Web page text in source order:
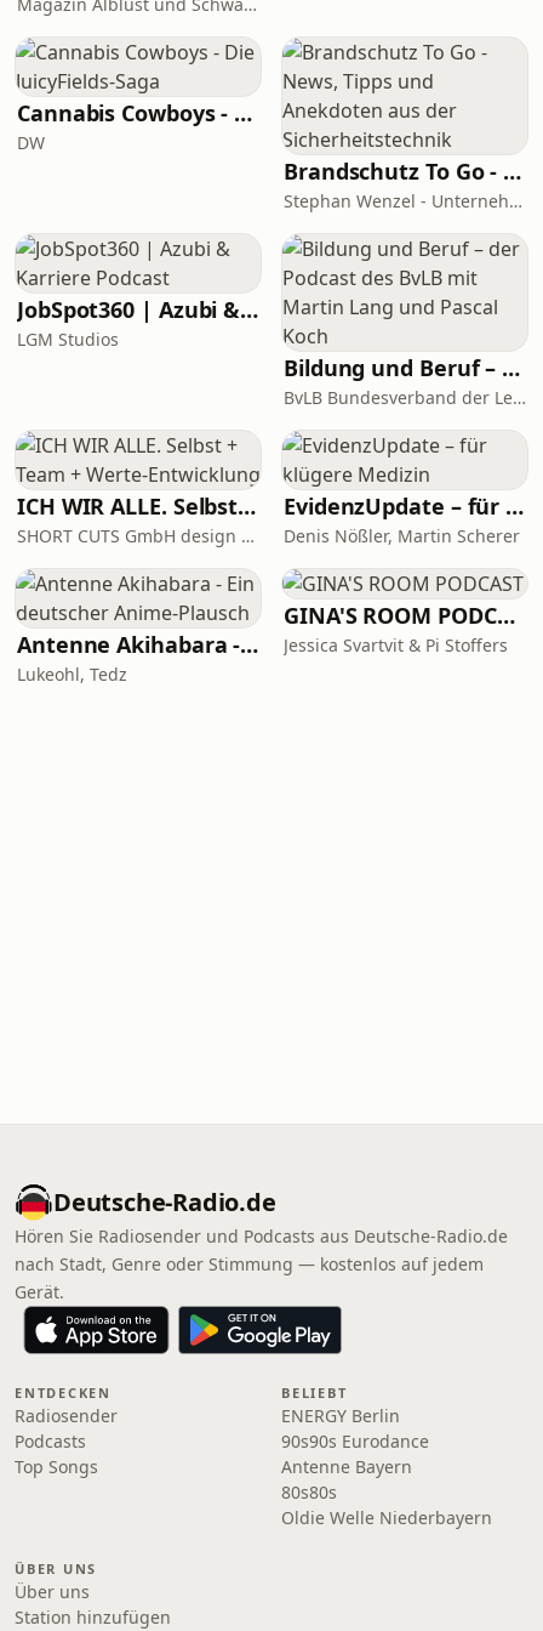
Cannabis Cowboys - Die JuicyFields-Saga
DW
Brandschutz To Go - News, Tipps und Anekdoten aus der Sicherheitstechnik
Stephan Wenzel - Unternehmensberatung zur DIN 14675 Zertifizierung
JobSpot360 | Azubi & Karriere Podcast
LGM Studios
Bildung und Beruf – der Podcast des BvLB mit Martin Lang und Pascal Koch
BvLB Bundesverband der Lehrkräfte für Berufsbildung e.V.
ICH WIR ALLE. Selbst + Team + Werte-Entwicklung
SHORT CUTS GmbH design + kommunikation
EvidenzUpdate – für klügere Medizin
Denis Nößler, Martin Scherer
Antenne Akihabara - Ein deutscher Anime-Plausch
Lukeohl, Tedz
GINA'S ROOM PODCAST
Jessica Svartvit & Pi Stoffers
Deutsche-Radio.de
Hören Sie Radiosender und Podcasts aus Deutsche-Radio.de
nach Stadt, Genre oder Stimmung — kostenlos auf jedem
Gerät.
ENTDECKEN
Radiosender
Podcasts
Top Songs
BELIEBT
ENERGY Berlin
90s90s Eurodance
Antenne Bayern
80s80s
Oldie Welle Niederbayern
ÜBER UNS
Über uns
Station hinzufügen